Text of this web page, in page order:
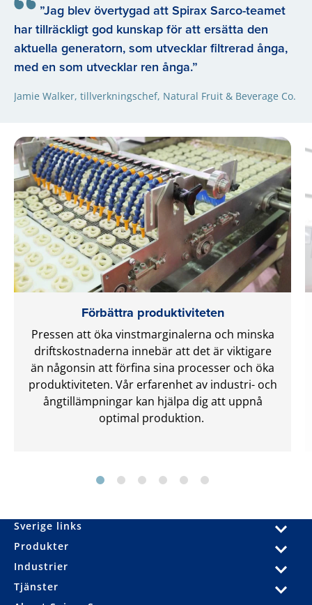
”Jag blev övertygad att Spirax Sarco-teamet
har tillräckligt god kunskap för att ersätta den
aktuella generatorn, som utvecklar filtrerad ånga,
med en som utvecklar ren ånga.”
Jamie Walker, tillverkningschef, Natural Fruit & Beverage Co.
Förbättra produktiviteten
Pressen att öka vinstmarginalerna och minska
driftskostnaderna innebär att det är viktigare
än någonsin att förfina sina processer och öka
produktiviteten. Vår erfarenhet av industri- och
ångtillämpningar kan hjälpa dig att uppnå
optimal produktion.
Sverige links
Produkter
Industrier
Tjänster